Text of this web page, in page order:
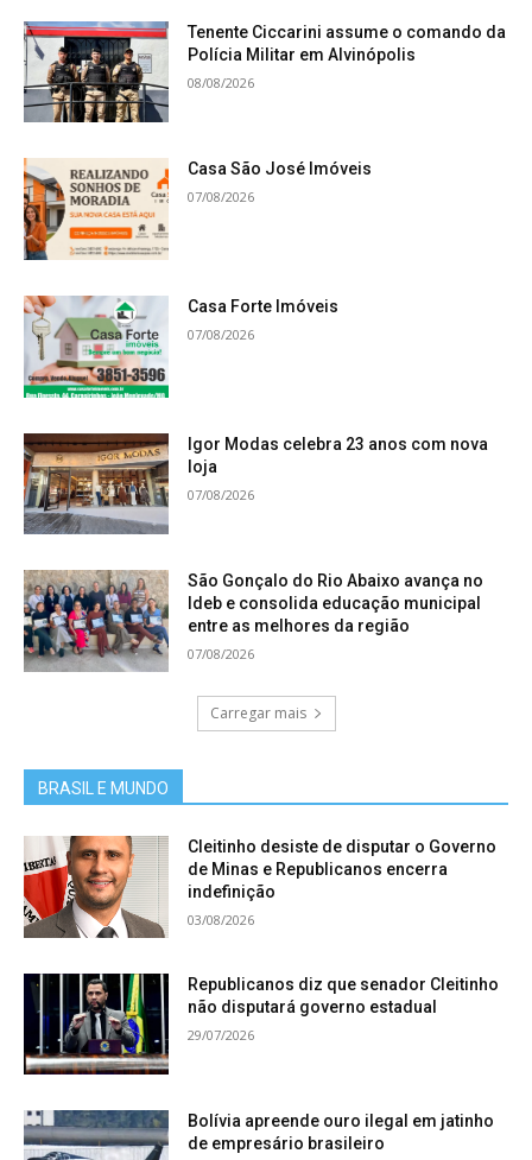
Tenente Ciccarini assume o comando da
Polícia Militar em Alvinópolis
08/08/2026
Casa São José Imóveis
07/08/2026
Casa Forte Imóveis
07/08/2026
Igor Modas celebra 23 anos com nova
loja
07/08/2026
São Gonçalo do Rio Abaixo avança no
Ideb e consolida educação municipal
entre as melhores da região
07/08/2026
Carregar mais
BRASIL E MUNDO
Cleitinho desiste de disputar o Governo
de Minas e Republicanos encerra
indefinição
03/08/2026
Republicanos diz que senador Cleitinho
não disputará governo estadual
29/07/2026
Bolívia apreende ouro ilegal em jatinho
de empresário brasileiro